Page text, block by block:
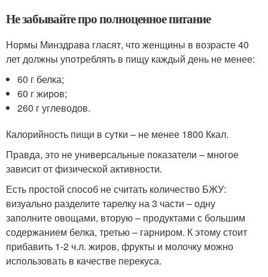
Не забывайте про полноценное питание
Нормы Минздрава гласят, что женщины в возрасте 40
лет должны употреблять в пищу каждый день не менее:
60 г белка;
60 г жиров;
260 г углеводов.
Калорийность пищи в сутки – не менее 1800 Ккал.
Правда, это не универсальные показатели – многое
зависит от физической активности.
Есть простой способ не считать количество БЖУ:
визуально разделите тарелку на 3 части – одну
заполните овощами, вторую – продуктами с большим
содержанием белка, третью – гарниром. К этому стоит
прибавить 1-2 ч.л. жиров, фрукты и молочку можно
использовать в качестве перекуса.